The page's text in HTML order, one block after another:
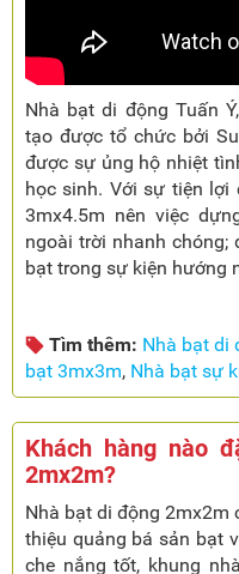
Nhà bạt di động Tuấn
tạo được tổ chức bởi
được sự ủng hộ nhiệt
học sinh. Với sự tiện
3mx4.5m nên việc
ngoài trời nhanh
bạt trong sự kiện hướng
Tìm thêm: Nhà bạt di
bạt 3mx3m, Nhà bạt sự
Khách hàng nào
2mx2m?
Nhà bạt di động 2mx2m
thiệu quảng bá sản bạt
che nắng tốt, khung